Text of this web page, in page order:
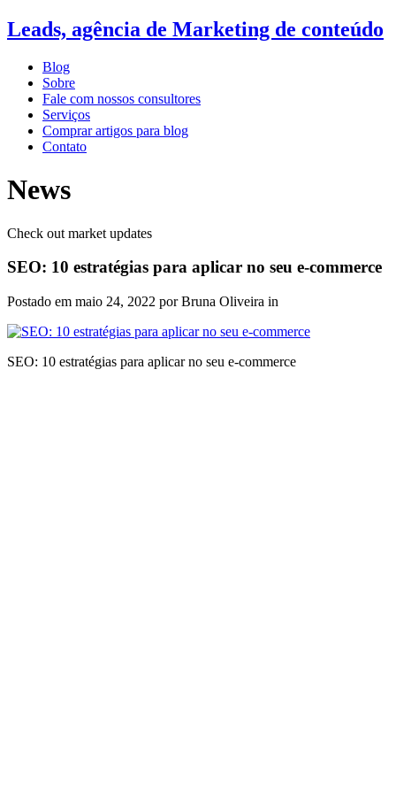
Leads, agência de Marketing de conteúdo
Blog
Sobre
Fale com nossos consultores
Serviços
Comprar artigos para blog
Contato
News
Check out market updates
SEO: 10 estratégias para aplicar no seu e-commerce
Postado em maio 24, 2022 por Bruna Oliveira in
SEO: 10 estratégias para aplicar no seu e-commerce